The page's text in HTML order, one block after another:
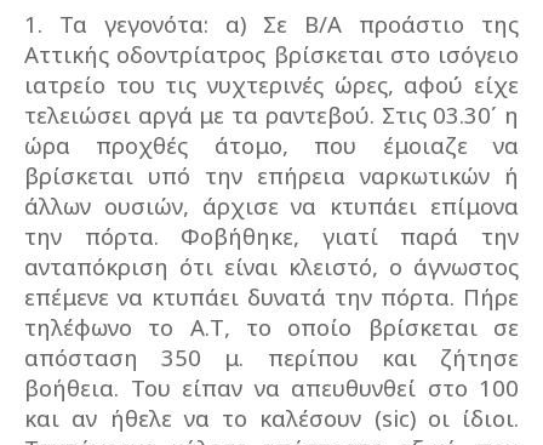
1. Τα γεγονότα: α) Σε Β/Α προάστιο της
Αττικής οδοντρίατρος βρίσκεται στο ισόγειο
ιατρείο του τις νυχτερινές ώρες, αφού είχε
τελειώσει αργά με τα ραντεβού. Στις 03.30΄ η
ώρα προχθές άτομο, που έμοιαζε να
βρίσκεται υπό την επήρεια ναρκωτικών ή
άλλων ουσιών, άρχισε να κτυπάει επίμονα
την πόρτα. Φοβήθηκε, γιατί παρά την
ανταπόκριση ότι είναι κλειστό, ο άγνωστος
επέμενε να κτυπάει δυνατά την πόρτα. Πήρε
τηλέφωνο το Α.Τ, το οποίο βρίσκεται σε
απόσταση 350 μ. περίπου και ζήτησε
βοήθεια. Του είπαν να απευθυνθεί στο 100
και αν ήθελε να το καλέσουν (sic) οι ίδιοι.